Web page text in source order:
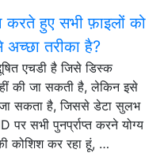
करते हुए सभी फ़ाइलों को
तरीका है?
एचडी है जिसे डिस्क
नहीं की जा सकती है, लेकिन इसे
सकता है, जिससे डेटा सुलभ
सभी पुनर्प्राप्त करने योग्य
कोशिश कर रहा हूं, …